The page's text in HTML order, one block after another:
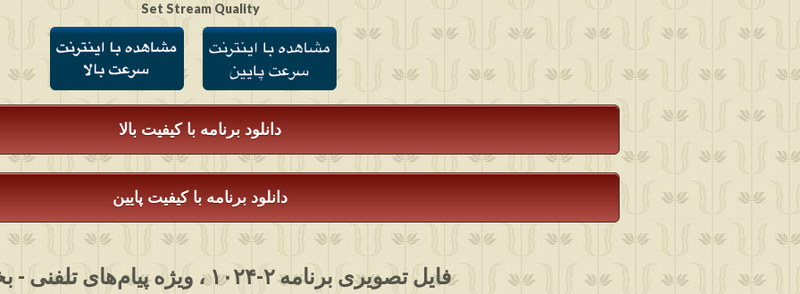
Set Stream Quality
دانلود برنامه با کیفیت بالا
دانلود برنامه با کیفیت پایین
فایل تصویری برنامه ۲-۱۰۲۴ ، ویژه پیام‌های تلفنی - بخش ۲